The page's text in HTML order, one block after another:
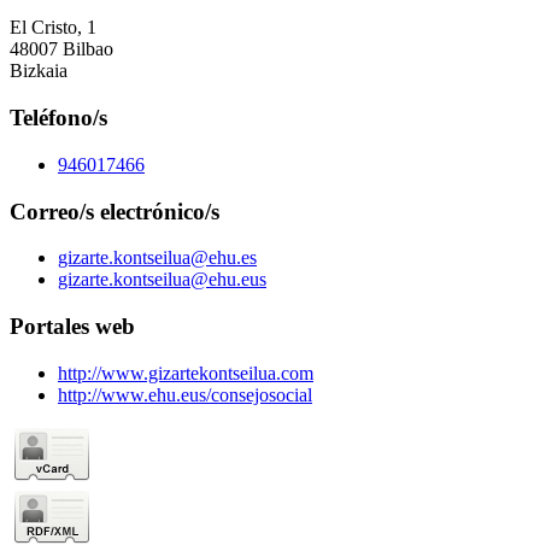
El Cristo, 1
48007 Bilbao
Bizkaia
Teléfono/s
946017466
Correo/s electrónico/s
gizarte.kontseilua@ehu.es
gizarte.kontseilua@ehu.eus
Portales web
http://www.gizartekontseilua.com
http://www.ehu.eus/consejosocial